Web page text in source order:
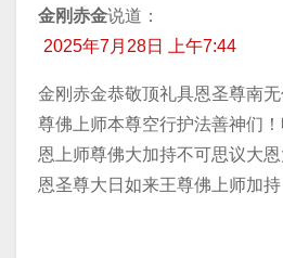
金刚赤金说道：
2025年7月28日 上午7:44
金刚赤金恭敬顶礼具恩圣尊南
尊佛上师本尊空行护法善神们
恩上师尊佛大加持不可思议大
恩圣尊大日如来王尊佛上师加持